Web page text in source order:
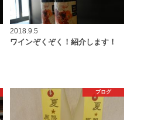
2018.9.5
ワインぞくぞく！紹介します！
ブログ